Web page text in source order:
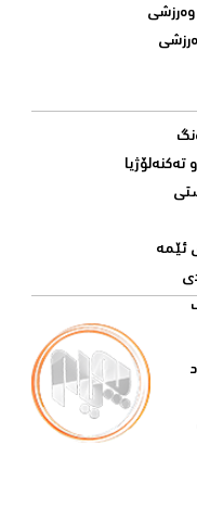
وەرزشی
تەکنەلۆژیا
ئێمە